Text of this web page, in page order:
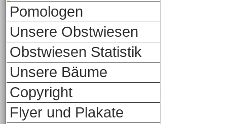
Pomologen
Unsere Obstwiesen
Obstwiesen Statistik
Unsere Bäume
Copyright
Flyer und Plakate